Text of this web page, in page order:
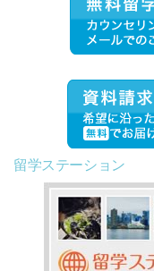
留学ステーション